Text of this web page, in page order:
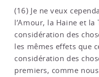
(16) Je ne veux
l’Amour, la Haine et la
considération des
les mêmes effets que
considération des
premiers, comme